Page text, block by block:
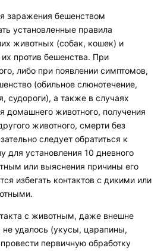
заражения бешенством
установленные правила
животных (собак, кошек) и
против бешенства. При
либо при появлении симптомов,
(обильное слюнотечение,
судороги), а также в случаях
домашнего животного, получения
животного, смерти без
следует обратиться к
для установления 10 дневного
или выяснения причины его
избегать контактов с дикими или
с животным, даже внешне
удалось (укусы, царапины,
первичную обработку